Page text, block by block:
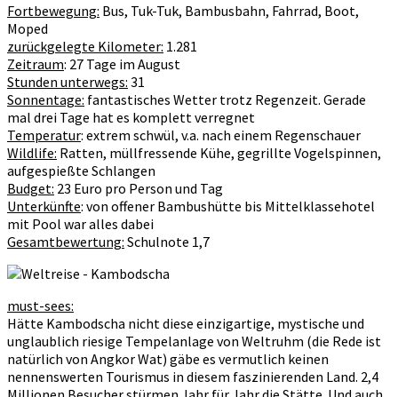
Fortbewegung: Bus, Tuk-Tuk, Bambusbahn, Fahrrad, Boot,
Moped
zurückgelegte Kilometer: 1.281
Zeitraum: 27 Tage im August
Stunden unterwegs: 31
Sonnentage: fantastisches Wetter trotz Regenzeit. Gerade
mal drei Tage hat es komplett verregnet
Temperatur: extrem schwül, v.a. nach einem Regenschauer
Wildlife: Ratten, müllfressende Kühe, gegrillte Vogelspinnen,
aufgespießte Schlangen
Budget: 23 Euro pro Person und Tag
Unterkünfte: von offener Bambushütte bis Mittelklassehotel
mit Pool war alles dabei
Gesamtbewertung: Schulnote 1,7
must-sees:
Hätte Kambodscha nicht diese einzigartige, mystische und
unglaublich riesige Tempelanlage von Weltruhm (die Rede ist
natürlich von Angkor Wat) gäbe es vermutlich keinen
nennenswerten Tourismus in diesem faszinierenden Land. 2,4